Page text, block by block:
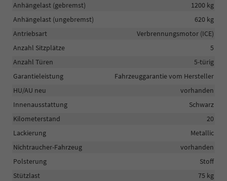
Anhängelast (gebremst)
1200 kg
Anhängelast (ungebremst)
620 kg
Antriebsart
Verbrennungsmotor (ICE)
Anzahl Sitzplätze
5
Anzahl Türen
5-türig
Garantieleistung
Fahrzeuggarantie vom Hersteller
HU/AU neu
vorhanden
Innenausstattung
Schwarz
Kilometerstand
20
Lackierung
Metallic
Nichtraucher-Fahrzeug
vorhanden
Polsterung
Stoff
Stützlast
75 kg